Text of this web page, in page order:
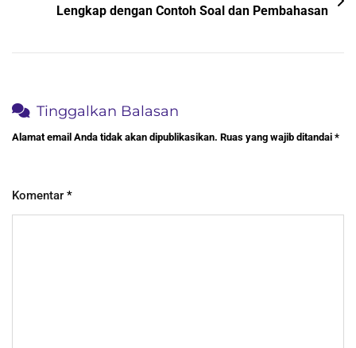
Lengkap dengan Contoh Soal dan Pembahasan
Tinggalkan Balasan
Alamat email Anda tidak akan dipublikasikan. Ruas yang wajib ditandai *
Komentar *